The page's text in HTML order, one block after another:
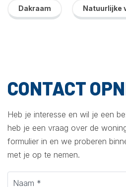
Dakraam Natuurlijke
CONTACT
Heb je interesse en wil je een
heb je een vraag over de
formulier in en we proberen
met je op te nemen.